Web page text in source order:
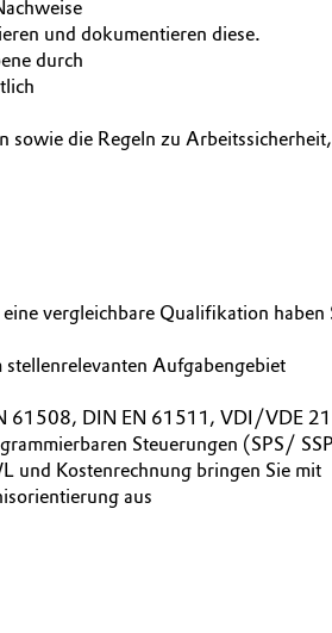
und dokumentieren diese.
durch
sowie die Regeln zu
vergleichbare Qualifikation haben
Aufgabengebiet
61508, DIN EN 61511, VDI/VDE
Steuerungen (SPS/
und Kostenrechnung bringen Sie mit
aus